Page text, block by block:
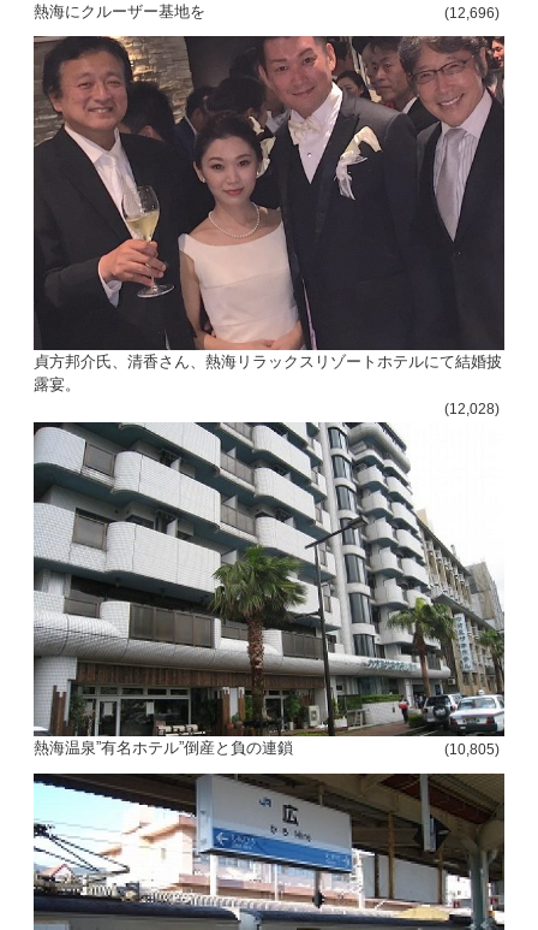
熱海にクルーザー基地を (12,696)
貞方邦介氏、清香さん、熱海リラックスリゾートホテルにて結婚披
露宴。
(12,028)
熱海温泉”有名ホテル”倒産と負の連鎖 (10,805)